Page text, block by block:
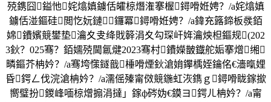
殑鎸囧鎰忚姹熻嫃鐪佸皬椋熸潅搴楃鐞嗗姙娉？/a姹熻嫃
鐪佸湴鏂硅閲忔妧鏈鑼冪鐞嗗姙娉？/a鍏充簬鍗板彂銆
婂鐨嬪競鐢垫瀹夊叏绛戝簳涓夊勾琛屽姩瀹炴柦鏂规(202
3鈥？025骞？銆嬬殑閫氱煡2023骞村鐨嬫皵鐡舵姤搴熷缃
疄鏂芥柟妗？/a骞垮憡鐩戠棰嗗煙鈥滄姢鑻楀姪鑰佲€濇暣娌
昏鍔ㄥ伐浣滄柟妗？/a濡傜殝甯傚競鍦虹洃鐫ｇ鐞嗗眬鎵撳
嚮璧扮鍐峰喕椋熷搧涓撻」鎵ф硶妫€鏌ヨ鍔ㄦ柟妗？/a甯